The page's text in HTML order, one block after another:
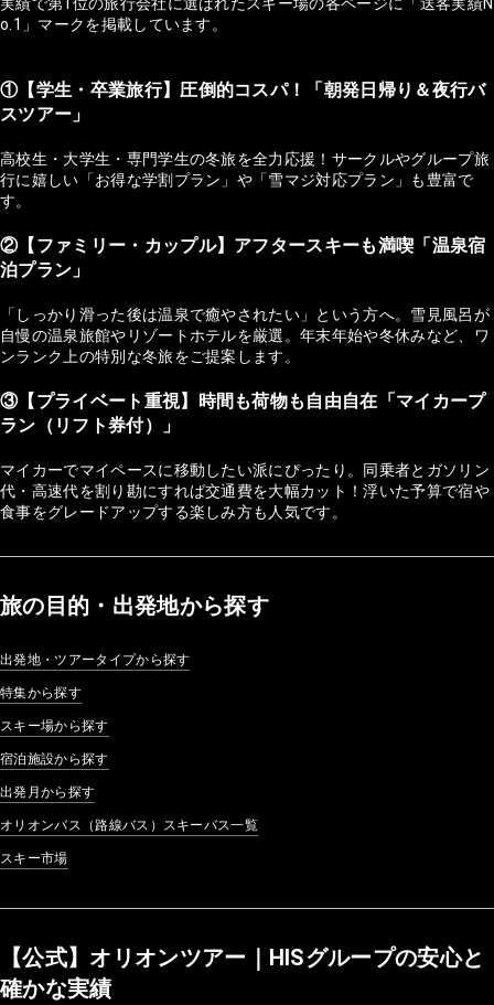
o.1」マークを掲載しています。
①【学生・卒業旅行】圧倒的コスパ！「朝発日帰り＆夜行バ
スツアー」
高校生・大学生・専門学生の冬旅を全力応援！サークルやグループ旅
行に嬉しい「お得な学割プラン」や「雪マジ対応プラン」も豊富で
す。
②【ファミリー・カップル】アフタースキーも満喫「温泉宿
泊プラン」
「しっかり滑った後は温泉で癒やされたい」という方へ。雪見風呂が
自慢の温泉旅館やリゾートホテルを厳選。年末年始や冬休みなど、ワ
ンランク上の特別な冬旅をご提案します。
③【プライベート重視】時間も荷物も自由自在「マイカープ
ラン（リフト券付）」
マイカーでマイペースに移動したい派にぴったり。同乗者とガソリン
代・高速代を割り勘にすれば交通費を大幅カット！浮いた予算で宿や
食事をグレードアップする楽しみ方も人気です。
旅の目的・出発地から探す
出発地・ツアータイプから探す
特集から探す
スキー場から探す
宿泊施設から探す
出発月から探す
オリオンバス（路線バス）スキーバス一覧
スキー市場
【公式】オリオンツアー｜HISグループの安心と
確かな実績